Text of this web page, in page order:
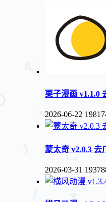
栗子漫画 v1.1.0
2026-06-22
蒙太奇 v2.0.3 去
2026-03-31